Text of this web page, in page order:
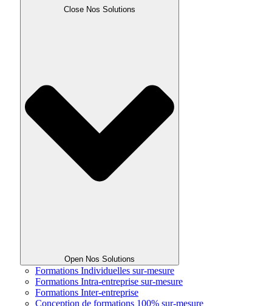
Close Nos Solutions
Open Nos Solutions
Formations Individuelles sur-mesure
Formations Intra-entreprise sur-mesure
Formations Inter-entreprise
Conception de formations 100% sur-mesure